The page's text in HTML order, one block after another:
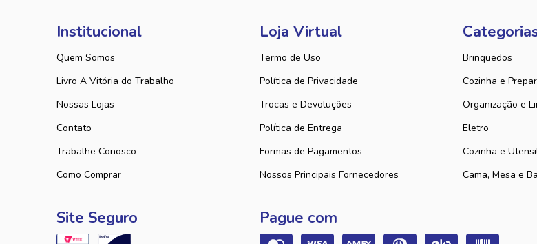
Institucional
Quem Somos
Livro A Vitória do Trabalho
Nossas Lojas
Contato
Trabalhe Conosco
Como Comprar
Loja Virtual
Termo de Uso
Política de Privacidade
Trocas e Devoluções
Política de Entrega
Formas de Pagamentos
Nossos Principais Fornecedores
Brinquedos
Cozinha e
Organização e
Eletro
Cozinha e
Cama, Mesa e
Site Seguro Pague com